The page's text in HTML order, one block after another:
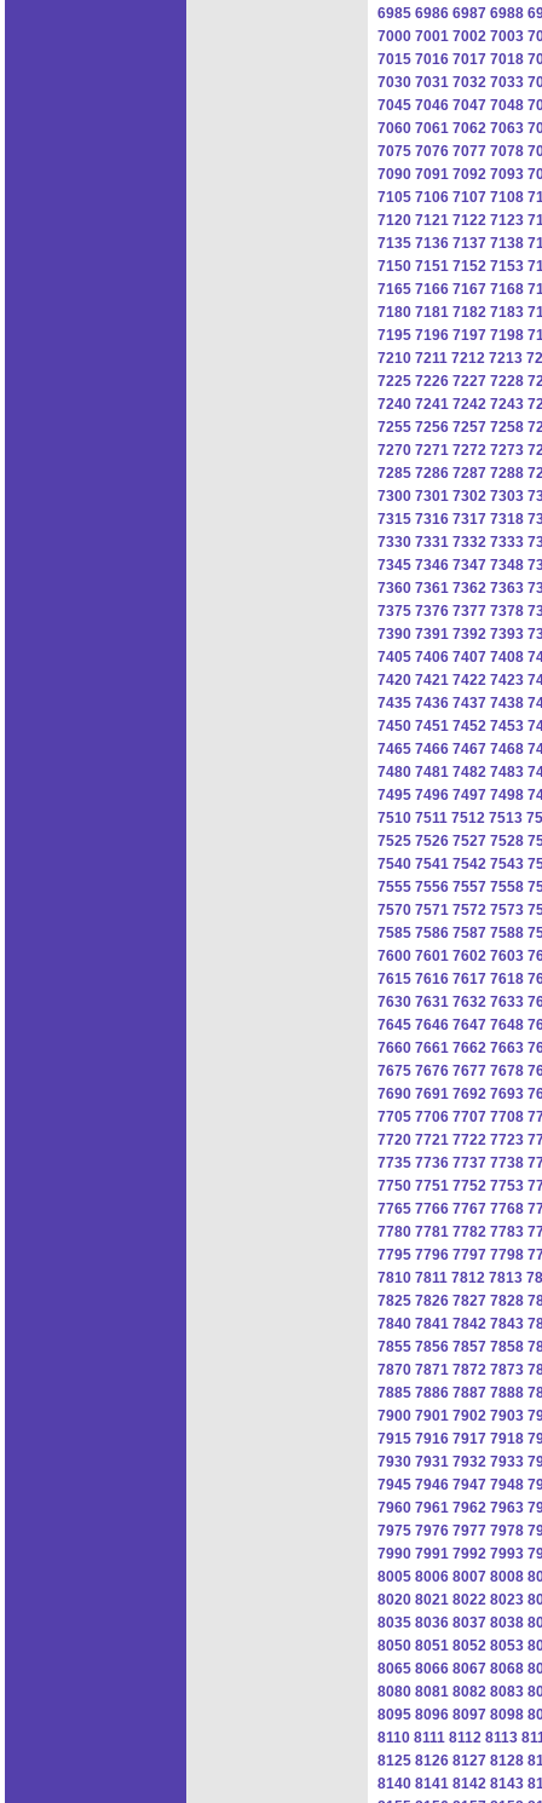
6985 6986 6987 6988
7000 7001 7002 7003
7015 7016 7017 7018
7030 7031 7032 7033
7045 7046 7047 7048
7060 7061 7062 7063
7075 7076 7077 7078
7090 7091 7092 7093
7105 7106 7107 7108
7120 7121 7122 7123
7135 7136 7137 7138
7150 7151 7152 7153
7165 7166 7167 7168
7180 7181 7182 7183
7195 7196 7197 7198
7210 7211 7212 7213
7225 7226 7227 7228
7240 7241 7242 7243
7255 7256 7257 7258
7270 7271 7272 7273
7285 7286 7287 7288
7300 7301 7302 7303
7315 7316 7317 7318
7330 7331 7332 7333
7345 7346 7347 7348
7360 7361 7362 7363
7375 7376 7377 7378
7390 7391 7392 7393
7405 7406 7407 7408
7420 7421 7422 7423
7435 7436 7437 7438
7450 7451 7452 7453
7465 7466 7467 7468
7480 7481 7482 7483
7495 7496 7497 7498
7510 7511 7512 7513
7525 7526 7527 7528
7540 7541 7542 7543
7555 7556 7557 7558
7570 7571 7572 7573
7585 7586 7587 7588
7600 7601 7602 7603
7615 7616 7617 7618
7630 7631 7632 7633
7645 7646 7647 7648
7660 7661 7662 7663
7675 7676 7677 7678
7690 7691 7692 7693
7705 7706 7707 7708
7720 7721 7722 7723
7735 7736 7737 7738
7750 7751 7752 7753
7765 7766 7767 7768
7780 7781 7782 7783
7795 7796 7797 7798
7810 7811 7812 7813
7825 7826 7827 7828
7840 7841 7842 7843
7855 7856 7857 7858
7870 7871 7872 7873
7885 7886 7887 7888
7900 7901 7902 7903
7915 7916 7917 7918
7930 7931 7932 7933
7945 7946 7947 7948
7960 7961 7962 7963
7975 7976 7977 7978
7990 7991 7992 7993
8005 8006 8007 8008
8020 8021 8022 8023
8035 8036 8037 8038
8050 8051 8052 8053
8065 8066 8067 8068
8080 8081 8082 8083
8095 8096 8097 8098
8110 8111 8112 8113
8125 8126 8127 8128
8140 8141 8142 8143